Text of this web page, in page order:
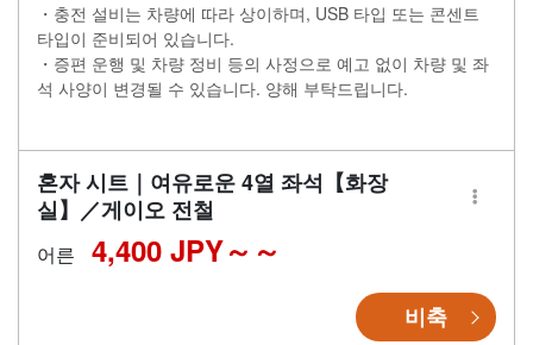
・충전 설비는 차량에 따라 상이하며, USB 타입 또는 콘센트
타입이 준비되어 있습니다.
・증편 운행 및 차량 정비 등의 사정으로 예고 없이 차량 및 좌
석 사양이 변경될 수 있습니다. 양해 부탁드립니다.
혼자 시트｜여유로운 4열 좌석【화장
실】／게이오 전철
어른 4,400 JPY～
비축